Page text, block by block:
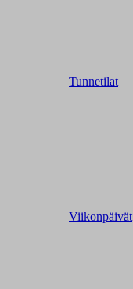
Tunnetilat
Viikonpäivät